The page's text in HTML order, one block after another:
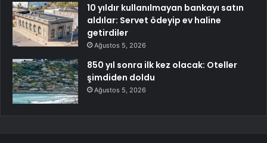
10 yıldır kullanılmayan bankayı satın
aldılar: Servet ödeyip ev haline
getirdiler
Ağustos 5, 2026
850 yıl sonra ilk kez olacak: Oteller
şimdiden doldu
Ağustos 5, 2026